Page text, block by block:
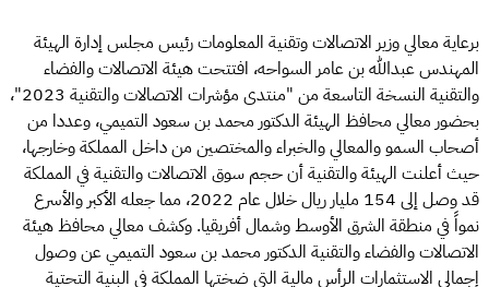
برعاية معالي وزير الاتصالات وتقنية المعلومات رئيس مجلس إدارة الهيئة
المهندس عبدالله بن عامر السواحه، افتتحت هيئة الاتصالات والفضاء
والتقنية النسخة التاسعة من "منتدى مؤشرات الاتصالات والتقنية 2023"،
بحضور معالي محافظ الهيئة الدكتور محمد بن سعود التميمي، وعددا من
أصحاب السمو والمعالي والخبراء والمختصين من داخل المملكة وخارجها،
حيث أعلنت الهيئة والتقنية أن حجم سوق الاتصالات والتقنية في المملكة
قد وصل إلى 154 مليار ريال خلال عام 2022، مما جعله الأكبر والأسرع
نمواً في منطقة الشرق الأوسط وشمال أفريقيا. وكشف معالي محافظ هيئة
الاتصالات والفضاء والتقنية الدكتور محمد بن سعود التميمي عن وصول
إجمالي الاستثمارات الرأس مالية التي ضختها المملكة في البنية التحتية